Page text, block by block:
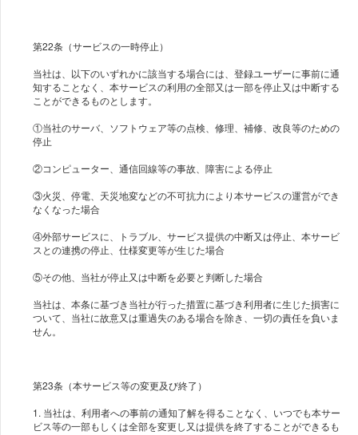
第22条（サービスの一時停止）
当社は、以下のいずれかに該当する場合には、登録ユーザーに事前に通
知することなく、本サービスの利用の全部又は一部を停止又は中断する
ことができるものとします。
①当社のサーバ、ソフトウェア等の点検、修理、補修、改良等のための
停止
②コンピューター、通信回線等の事故、障害による停止
③火災、停電、天災地変などの不可抗力により本サービスの運営ができ
なくなった場合
④外部サービスに、トラブル、サービス提供の中断又は停止、本サービ
スとの連携の停止、仕様変更等が生じた場合
⑤その他、当社が停止又は中断を必要と判断した場合
当社は、本条に基づき当社が行った措置に基づき利用者に生じた損害に
ついて、当社に故意又は重過失のある場合を除き、一切の責任を負いま
せん。
第23条（本サービス等の変更及び終了）
1. 当社は、利用者への事前の通知了解を得ることなく、いつでも本サー
ビス等の一部もしくは全部を変更し又は提供を終了することができるも